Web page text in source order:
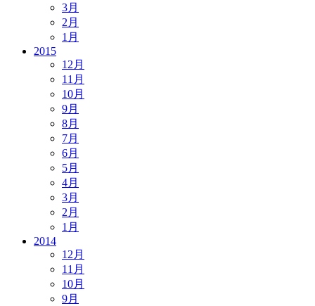
3月
2月
1月
2015
12月
11月
10月
9月
8月
7月
6月
5月
4月
3月
2月
1月
2014
12月
11月
10月
9月